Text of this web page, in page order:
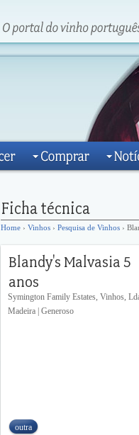
Home › Vinhos › Pesquisa de Vinhos ›
Symington Family Estates, Vinhos,
Madeira | Generoso
outra